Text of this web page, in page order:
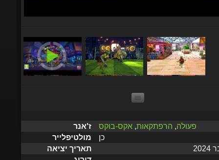
מולטיפלייר
כן
תאריך יציאה
מפיץ